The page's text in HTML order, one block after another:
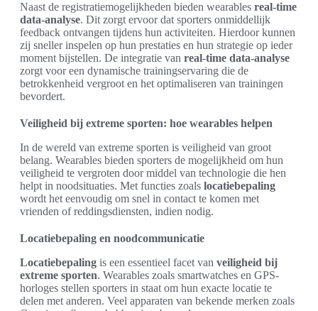
Naast de registratiemogelijkheden bieden wearables real-time
data-analyse. Dit zorgt ervoor dat sporters onmiddellijk
feedback ontvangen tijdens hun activiteiten. Hierdoor kunnen
zij sneller inspelen op hun prestaties en hun strategie op ieder
moment bijstellen. De integratie van real-time data-analyse
zorgt voor een dynamische trainingservaring die de
betrokkenheid vergroot en het optimaliseren van trainingen
bevordert.
Veiligheid bij extreme sporten: hoe wearables helpen
In de wereld van extreme sporten is veiligheid van groot
belang. Wearables bieden sporters de mogelijkheid om hun
veiligheid te vergroten door middel van technologie die hen
helpt in noodsituaties. Met functies zoals locatiebepaling
wordt het eenvoudig om snel in contact te komen met
vrienden of reddingsdiensten, indien nodig.
Locatiebepaling en noodcommunicatie
Locatiebepaling is een essentieel facet van veiligheid bij
extreme sporten. Wearables zoals smartwatches en GPS-
horloges stellen sporters in staat om hun exacte locatie te
delen met anderen. Veel apparaten van bekende merken zoals